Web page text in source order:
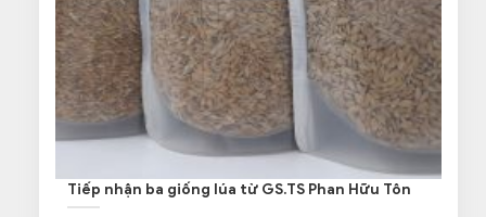
Tiếp nhận ba giống lúa từ GS.TS Phan Hữu Tôn